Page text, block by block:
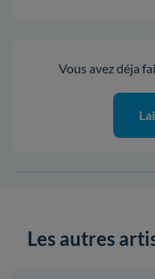
Vous avez déja
Les autres